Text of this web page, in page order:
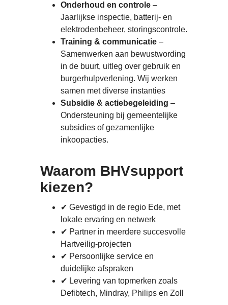
Onderhoud en controle –
Jaarlijkse inspectie, batterij- en
elektrodenbeheer, storingscontrole.
Training & communicatie –
Samenwerken aan bewustwording
in de buurt, uitleg over gebruik en
burgerhulpverlening. Wij werken
samen met diverse instanties
Subsidie & actiebegeleiding –
Ondersteuning bij gemeentelijke
subsidies of gezamenlijke
inkoopacties.
Waarom BHVsupport
kiezen?
✔ Gevestigd in de regio Ede, met
lokale ervaring en netwerk
✔ Partner in meerdere succesvolle
Hartveilig-projecten
✔ Persoonlijke service en
duidelijke afspraken
✔ Levering van topmerken zoals
Defibtech, Mindray, Philips en Zoll